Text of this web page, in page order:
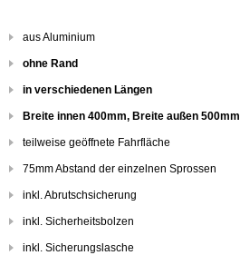
aus Aluminium
ohne Rand
in verschiedenen Längen
Breite innen 400mm, Breite außen 500mm
teilweise geöffnete Fahrfläche
75mm Abstand der einzelnen Sprossen
inkl. Abrutschsicherung
inkl. Sicherheitsbolzen
inkl. Sicherungslasche